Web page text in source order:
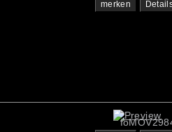
merken